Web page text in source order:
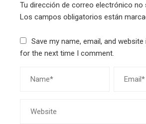
Tu dirección de correo electrónico no
Los campos obligatorios están
Save my name, email, and
for the next time I comment.